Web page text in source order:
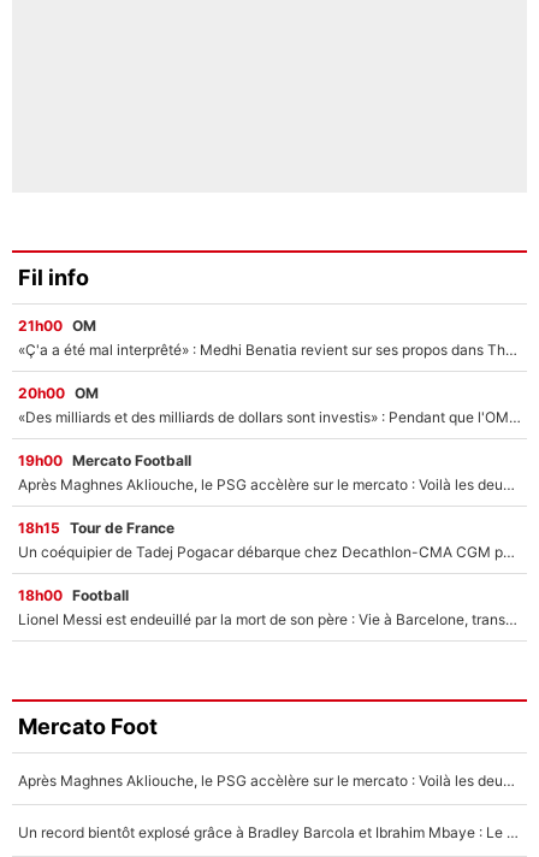
Fil info
21h00 OM
«Ç'a a été mal interprêté» : Medhi Benatia revient sur ses propos dans The Bridge et précise ses conditions pour rejoindre le PSG !
20h00 OM
«Des milliards et des milliards de dollars sont investis» : Pendant que l'OM est en pleine crise financière, Frank McCourt lance un nouveau projet à 260M€ !
19h00 Mercato Football
Après Maghnes Akliouche, le PSG accèlère sur le mercato : Voilà les deux nouvelles recrues qui vont signer la semaine prochaine ?
18h15 Tour de France
Un coéquipier de Tadej Pogacar débarque chez Decathlon-CMA CGM pour épauler Paul Seixas : «Mes meilleures années sont à venir»
18h00 Football
Lionel Messi est endeuillé par la mort de son père : Vie à Barcelone, transfert au PSG... voilà comment Jorge Messi a joué un rôle essentiel dans sa carrière !
Mercato Foot
Après Maghnes Akliouche, le PSG accèlère sur le mercato : Voilà les deux nouvelles recrues qui vont signer la semaine prochaine ?
Un record bientôt explosé grâce à Bradley Barcola et Ibrahim Mbaye : Le PSG sur le point de réaliser un mercato historique ?